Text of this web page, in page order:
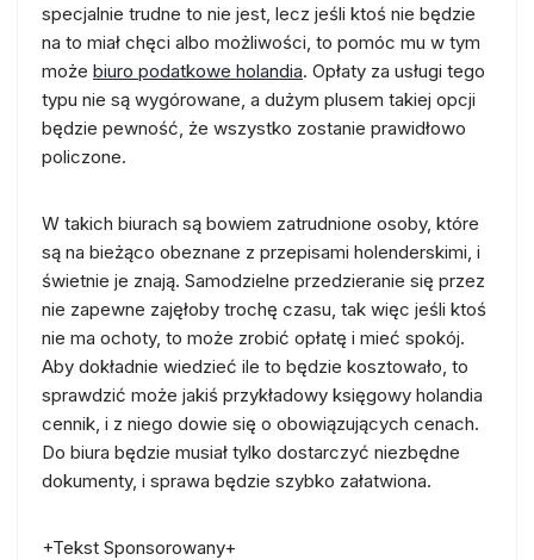
specjalnie trudne to nie jest, lecz jeśli ktoś nie będzie
na to miał chęci albo możliwości, to pomóc mu w tym
może biuro podatkowe holandia. Opłaty za usługi tego
typu nie są wygórowane, a dużym plusem takiej opcji
będzie pewność, że wszystko zostanie prawidłowo
policzone.
W takich biurach są bowiem zatrudnione osoby, które
są na bieżąco obeznane z przepisami holenderskimi, i
świetnie je znają. Samodzielne przedzieranie się przez
nie zapewne zajęłoby trochę czasu, tak więc jeśli ktoś
nie ma ochoty, to może zrobić opłatę i mieć spokój.
Aby dokładnie wiedzieć ile to będzie kosztowało, to
sprawdzić może jakiś przykładowy księgowy holandia
cennik, i z niego dowie się o obowiązujących cenach.
Do biura będzie musiał tylko dostarczyć niezbędne
dokumenty, i sprawa będzie szybko załatwiona.
+Tekst Sponsorowany+